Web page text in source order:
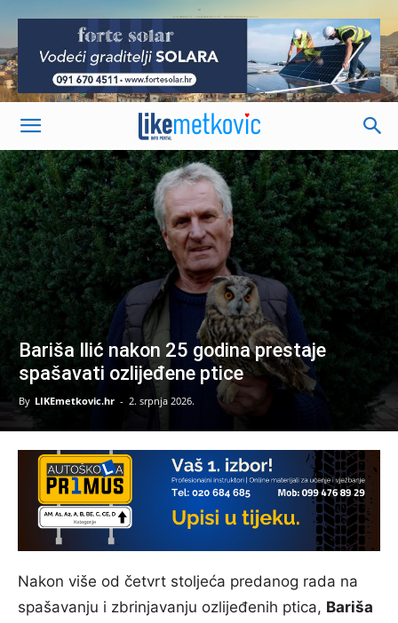
-
Bariša Ilić nakon 25 godina prestaje
spašavati ozlijeđene ptice
By LIKEmetkovic.hr - 2. srpnja 2026.
Nakon više od četvrt stoljeća predanog rada na
spašavanju i zbrinjavanju ozlijeđenih ptica, Bariša